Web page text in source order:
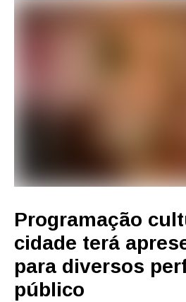
Programação
cidade terá
para diversos
público